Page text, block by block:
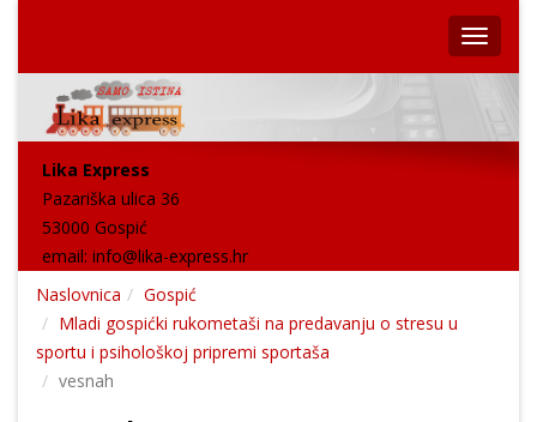
Lika Express
Pazariška ulica 36
53000 Gospić
email: info@lika-express.hr
Naslovnica
Gospić
Mladi gospićki rukometaši na predavanju o stresu u
sportu i psihološkoj pripremi sportaša
vesnah